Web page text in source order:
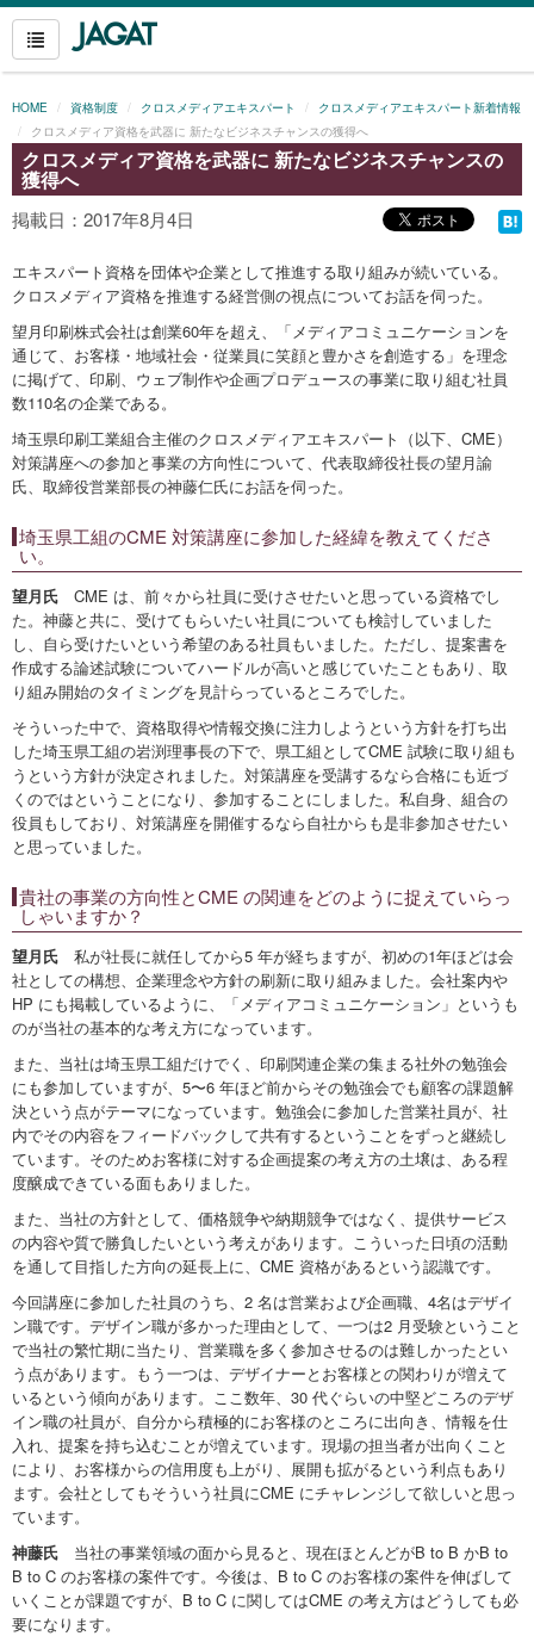
HOME 資格制度 クロスメディアエキスパート
クロスメディアエキスパート新着情報
クロスメディア資格を武器に 新たなビジネスチャンスの獲得へ
クロスメディア資格を武器に 新たなビジネスチャンスの
獲得へ
掲載日：2017年8月4日
エキスパート資格を団体や企業として推進する取り組みが続いている。
クロスメディア資格を推進する経営側の視点についてお話を伺った。
望月印刷株式会社は創業60年を超え、「メディアコミュニケーションを
通じて、お客様・地域社会・従業員に笑顔と豊かさを創造する」を理念
に掲げて、印刷、ウェブ制作や企画プロデュースの事業に取り組む社員
数110名の企業である。
埼玉県印刷工業組合主催のクロスメディアエキスパート（以下、CME）
対策講座への参加と事業の方向性について、代表取締役社長の望月諭
氏、取締役営業部長の神藤仁氏にお話を伺った。
埼玉県工組のCME 対策講座に参加した経緯を教えてくださ
い。
望月氏 CME は、前々から社員に受けさせたいと思っている資格でし
た。神藤と共に、受けてもらいたい社員についても検討していました
し、自ら受けたいという希望のある社員もいました。ただし、提案書を
作成する論述試験についてハードルが高いと感じていたこともあり、取
り組み開始のタイミングを見計らっているところでした。
そういった中で、資格取得や情報交換に注力しようという方針を打ち出
した埼玉県工組の岩渕理事長の下で、県工組としてCME 試験に取り組も
うという方針が決定されました。対策講座を受講するなら合格にも近づ
くのではということになり、参加することにしました。私自身、組合の
役員もしており、対策講座を開催するなら自社からも是非参加させたい
と思っていました。
貴社の事業の方向性とCME の関連をどのように捉えていらっ
しゃいますか？
望月氏 私が社長に就任してから5 年が経ちますが、初めの1年ほどは会
社としての構想、企業理念や方針の刷新に取り組みました。会社案内や
HP にも掲載しているように、「メディアコミュニケーション」というも
のが当社の基本的な考え方になっています。
また、当社は埼玉県工組だけでく、印刷関連企業の集まる社外の勉強会
にも参加していますが、5〜6 年ほど前からその勉強会でも顧客の課題解
決という点がテーマになっています。勉強会に参加した営業社員が、社
内でその内容をフィードバックして共有するということをずっと継続し
ています。そのためお客様に対する企画提案の考え方の土壌は、ある程
度醸成できている面もありました。
また、当社の方針として、価格競争や納期競争ではなく、提供サービス
の内容や質で勝負したいという考えがあります。こういった日頃の活動
を通して目指した方向の延長上に、CME 資格があるという認識です。
今回講座に参加した社員のうち、2 名は営業および企画職、4名はデザイ
ン職です。デザイン職が多かった理由として、一つは2 月受験ということ
で当社の繁忙期に当たり、営業職を多く参加させるのは難しかったとい
う点があります。もう一つは、デザイナーとお客様との関わりが増えて
いるという傾向があります。ここ数年、30 代ぐらいの中堅どころのデザ
イン職の社員が、自分から積極的にお客様のところに出向き、情報を仕
入れ、提案を持ち込むことが増えています。現場の担当者が出向くこと
により、お客様からの信用度も上がり、展開も拡がるという利点もあり
ます。会社としてもそういう社員にCME にチャレンジして欲しいと思っ
ています。
神藤氏 当社の事業領域の面から見ると、現在ほとんどがB to B かB to
B to C のお客様の案件です。今後は、B to C のお客様の案件を伸ばして
いくことが課題ですが、B to C に関してはCME の考え方はどうしても必
要になります。